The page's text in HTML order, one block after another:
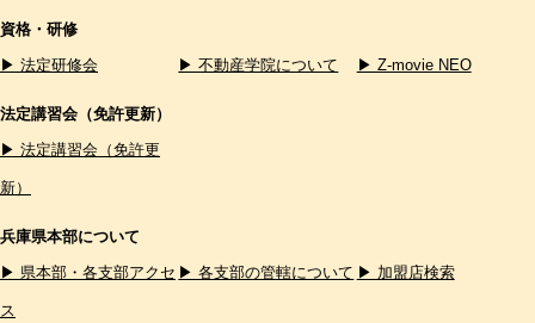
資格・研修
▶ 法定研修会
▶ 不動産学院について ▶ Z-movie NEO
法定講習会（免許更新）
▶ 法定講習会（免許更
新）
兵庫県本部について
▶ 県本部・各支部アクセ
ス
▶ 各支部の管轄について ▶ 加盟店検索